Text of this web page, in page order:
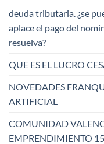
deuda tributaria. ¿se
aplace el pago del
resuelva?
QUE ES EL LUCRO
NOVEDADES
ARTIFICIAL
COMUNIDAD
EMPRENDIMIENTO